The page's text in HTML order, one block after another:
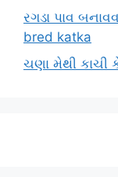
રગડા પાવ
bred katka
ચણા મેથી કાચી